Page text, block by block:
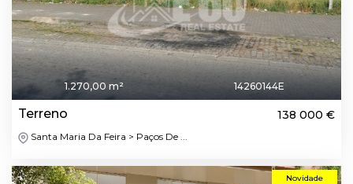
1.270,00 m² 14260144E
Terreno 138 000 €
Santa Maria Da Feira > Paços De ...
Novidade